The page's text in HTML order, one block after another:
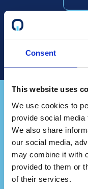
Consent
This website uses
We use cookies to
provide social
We also share
our social media,
may combine it with
provided to them or
of their services.
Ga met ons in
waarde voor
Neem contact